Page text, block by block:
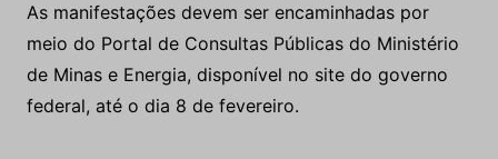
As manifestações devem ser encaminhadas por
meio do Portal de Consultas Públicas do Ministério
de Minas e Energia, disponível no site do governo
federal, até o dia 8 de fevereiro.